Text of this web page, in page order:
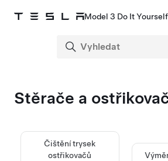
Model 3 Do It Yourself
Stěrače a
Čištění trysek
ostřikovačů